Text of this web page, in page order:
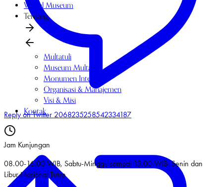
Reply on Twitter 2068235258542334187
Virtual Museum
Tentang
Multatuli
Museum Multatuli
Monumen Interaktif
Organisasi & Manajemen
Visi & Misi
Kontak
Jam Kunjungan
08.00-16.00 WIB, Sabtu-Minggu sampai 15.00 WIB. Senin dan
Libur Nasional Tutup